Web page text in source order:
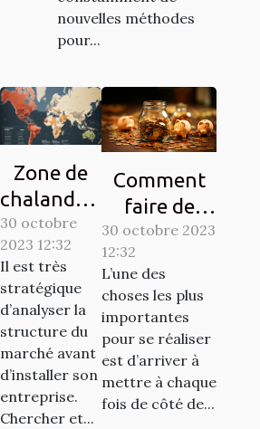
nouvelles méthodes
pour...
Zone de
chalandise
: qu’est-ce
que c’est ?
30 octobre
2023 12:32
Il est très
stratégique
d’analyser la
structure du
marché avant
d’installer son
entreprise.
Chercher et...
Comment
faire de
l’économie ?
Tout savoir.
30 octobre 2023
12:32
L’une des
choses les plus
importantes
pour se réaliser
est d’arriver à
mettre à chaque
fois de côté de...